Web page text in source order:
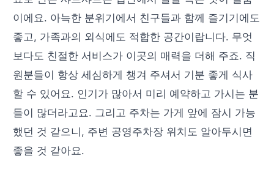
이에요. 아늑한 분위기에서 친구들과 함께 즐기기에도
좋고, 가족과의 외식에도 적합한 공간이랍니다. 무엇
보다도 친절한 서비스가 이곳의 매력을 더해 주죠. 직
원분들이 항상 세심하게 챙겨 주셔서 기분 좋게 식사
할 수 있어요. 인기가 많아서 미리 예약하고 가시는 분
들이 많더라고요. 그리고 주차는 가게 앞에 잠시 가능
했던 것 같으니, 주변 공영주차장 위치도 알아두시면
좋을 것 같아요.